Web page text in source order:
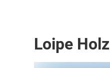
Loipe Holz